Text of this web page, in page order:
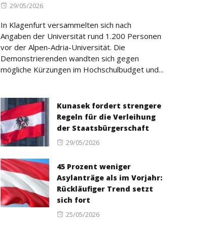
Posted
29/05/2026
In Klagenfurt versammelten sich nach
Angaben der Universität rund 1.200 Personen
vor der Alpen-Adria-Universität. Die
Demonstrierenden wandten sich gegen
mögliche Kürzungen im Hochschulbudget und...
Kunasek fordert strengere
Regeln für die Verleihung
der Staatsbürgerschaft
Posted
29/05/2026
45 Prozent weniger
Asylanträge als im Vorjahr:
Rückläufiger Trend setzt
sich fort
Posted
25/05/2026